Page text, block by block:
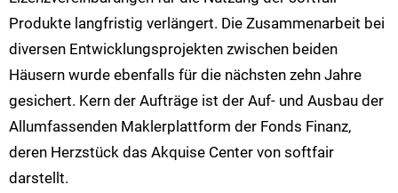
Produkte langfristig verlängert. Die Zusammenarbeit bei
diversen Entwicklungsprojekten zwischen beiden
Häusern wurde ebenfalls für die nächsten zehn Jahre
gesichert. Kern der Aufträge ist der Auf- und Ausbau der
Allumfassenden Maklerplattform der Fonds Finanz,
deren Herzstück das Akquise Center von softfair
darstellt.